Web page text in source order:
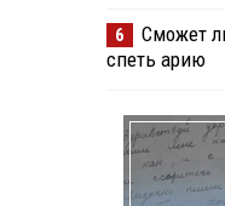
6
Сможет
спеть арию